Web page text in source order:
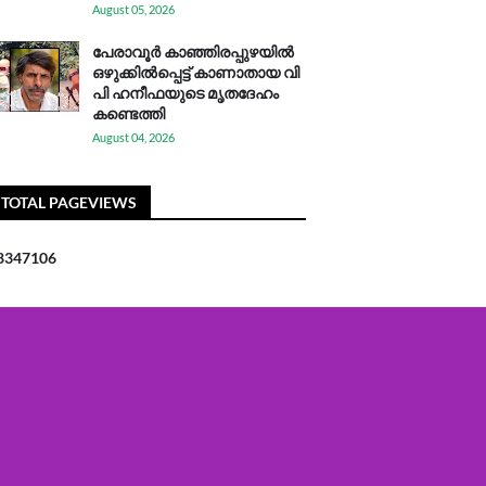
August 05, 2026
പേരാവൂർ കാഞ്ഞിരപ്പുഴയിൽ
ഒഴുക്കിൽപ്പെട്ട് കാണാതായ വി
പി ഹനീഫയുടെ മൃതദേഹം
കണ്ടെത്തി
August 04, 2026
TOTAL PAGEVIEWS
347106